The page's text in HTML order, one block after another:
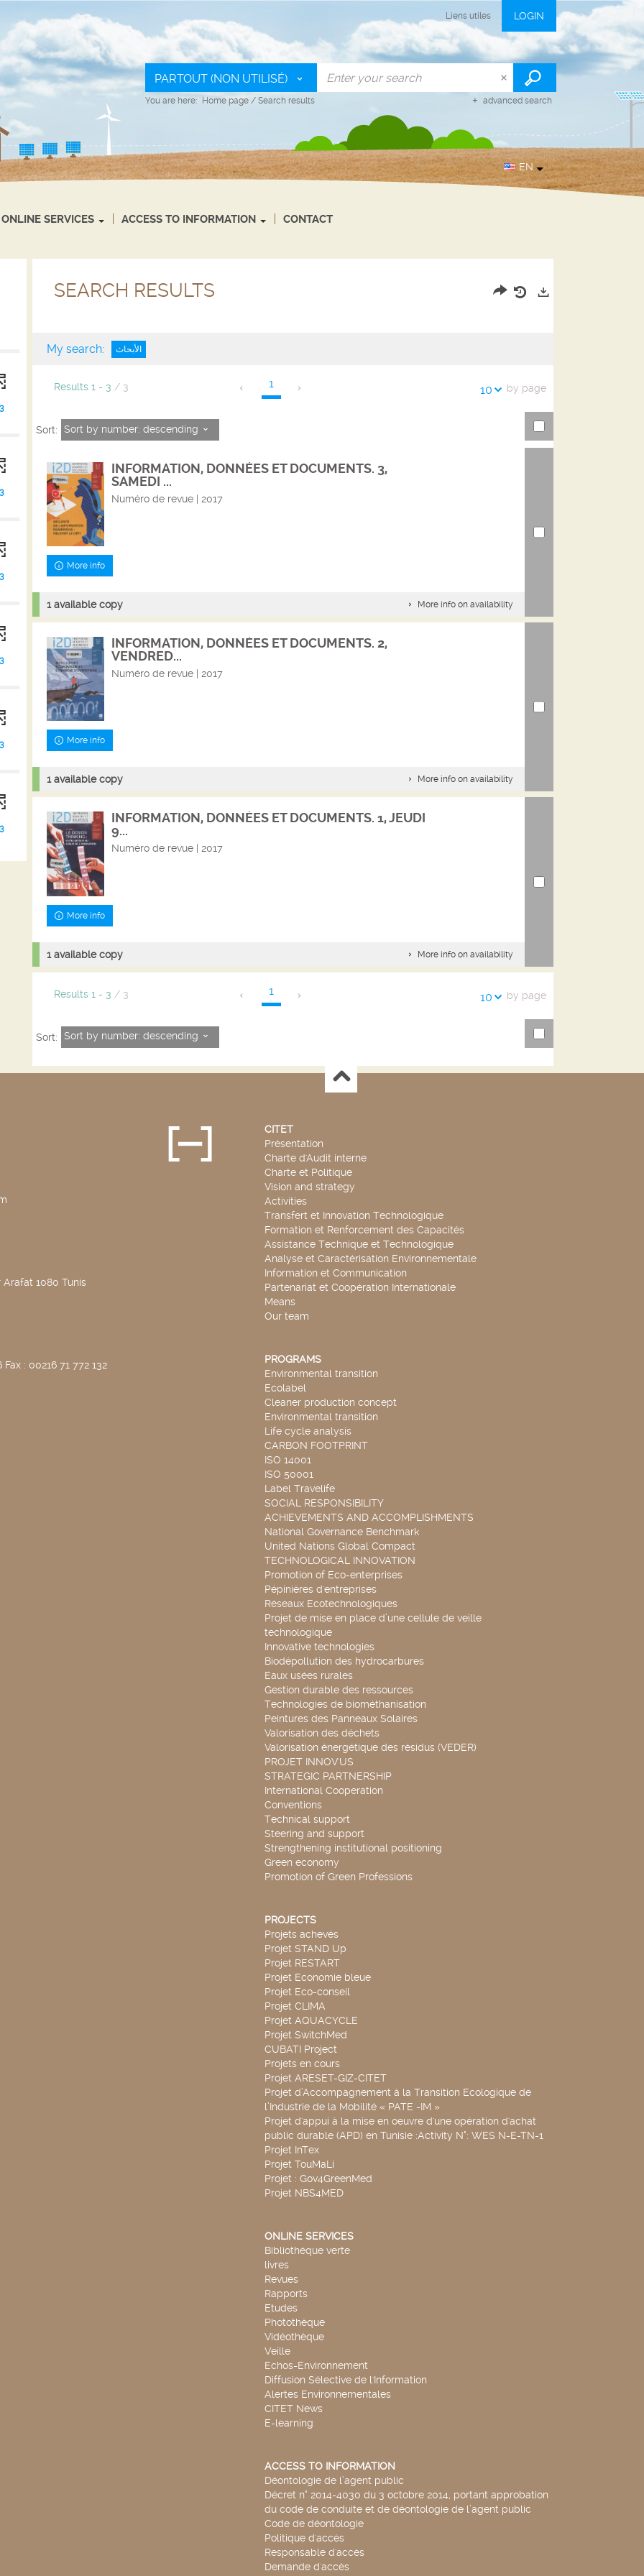
Liens utiles LOGIN
PARTOUT (NON UTILISÉ)
advanced search
You are here: Home page / Search results
EN
ONLINE SERVICES ACCESS TO INFORMATION CONTACT
SEARCH RESULTS
My search: الأبحاث
Results 1- 3 / 3 1 10 by page
Sort: Sort by number: descending
INFORMATION, DONNÉES ET DOCUMENTS. 3,
SAMEDI ...
Numéro de revue | 2017
More info
1 available copy More info on availability
INFORMATION, DONNÉES ET DOCUMENTS. 2,
VENDRED...
Numéro de revue | 2017
More info
1 available copy More info on availability
INFORMATION, DONNÉES ET DOCUMENTS. 1, JEUDI
9...
Numéro de revue | 2017
More info
1 available copy More info on availability
Results 1 - 3 / 3 1 10 by page
Sort: Sort by number: descending
3
3
3
3
3
3
Arafat 1080 Tunis
: 00216 71 772 132
CITET
Présentation
Charte d'Audit interne
Charte et Politique
Vision and strategy
Activities
Transfert et Innovation Technologique
Formation et Renforcement des Capacités
Assistance Technique et Technologique
Analyse et Caractérisation Environnementale
Information et Communication
Partenariat et Coopération Internationale
Means
Our team
PROGRAMS
Environmental transition
Ecolabel
Cleaner production concept
Environmental transition
Life cycle analysis
CARBON FOOTPRINT
ISO 14001
ISO 50001
Label Travelife
SOCIAL RESPONSIBILITY
ACHIEVEMENTS AND ACCOMPLISHMENTS
National Governance Benchmark
United Nations Global Compact
TECHNOLOGICAL INNOVATION
Promotion of Eco-enterprises
Pépinières d'entreprises
Réseaux Ecotechnologiques
Projet de mise en place d’une cellule de veille
technologique
Innovative technologies
Biodépollution des hydrocarbures
Eaux usées rurales
Gestion durable des ressources
Technologies de biométhanisation
Peintures des Panneaux Solaires
Valorisation des déchets
Valorisation énergétique des résidus (VEDER)
PROJET INNOV'US
STRATEGIC PARTNERSHIP
International Cooperation
Conventions
Technical support
Steering and support
Strengthening institutional positioning
Green economy
Promotion of Green Professions
PROJECTS
Projets achevés
Projet STAND Up
Projet RESTART
Projet Economie bleue
Projet Eco-conseil
Projet CLIMA
Projet AQUACYCLE
Projet SwitchMed
CUBATI Project
Projets en cours
Projet ARESET-GIZ-CITET
Projet d’Accompagnement à la Transition Ecologique de
l’Industrie de la Mobilité « PATE -IM »
Projet d'appui à la mise en oeuvre d'une opération d'achat
public durable (APD) en Tunisie :Activity N°: WES N-E-TN-1
Projet InTex
Projet TouMaLi
Projet : Gov4GreenMed
Projet NBS4MED
ONLINE SERVICES
Bibliothèque verte
livres
Revues
Rapports
Etudes
Photothèque
Vidéothèque
Veille
Echos-Environnement
Diffusion Sélective de l'Information
Alertes Environnementales
CITET News
E-learning
ACCESS TO INFORMATION
Déontologie de l’agent public
Décret n° 2014-4030 du 3 octobre 2014, portant approbation
du code de conduite et de déontologie de l’agent public
Code de déontologie
Politique d'accès
Responsable d'accès
Demande d'accès